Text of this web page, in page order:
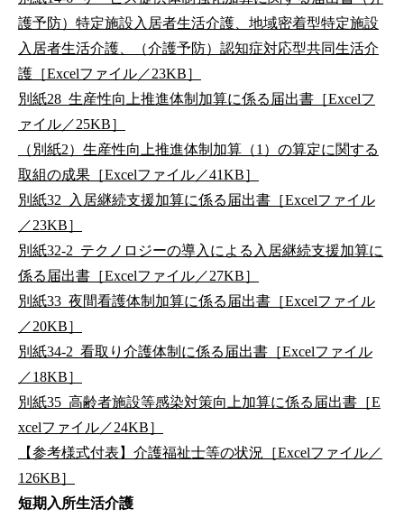
護予防）特定施設入居者生活介護、地域密着型特定施設
入居者生活介護、（介護予防）認知症対応型共同生活介
護［Excelファイル／23KB］
別紙28_生産性向上推進体制加算に係る届出書［Excelフ
ァイル／25KB］
（別紙2）生産性向上推進体制加算（1）の算定に関する
取組の成果［Excelファイル／41KB］
別紙32_入居継続支援加算に係る届出書［Excelファイル
／23KB］
別紙32-2_テクノロジーの導入による入居継続支援加算に
係る届出書［Excelファイル／27KB］
別紙33_夜間看護体制加算に係る届出書［Excelファイル
／20KB］
別紙34-2_看取り介護体制に係る届出書［Excelファイル
／18KB］
別紙35_高齢者施設等感染対策向上加算に係る届出書［E
xcelファイル／24KB］
【参考様式付表】介護福祉士等の状況［Excelファイル／
126KB］
短期入所生活介護